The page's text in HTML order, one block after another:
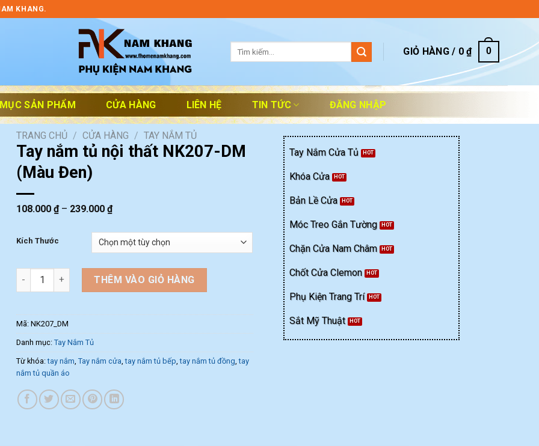
KHANG.
GIỎ HÀNG / 0₫ 0
SẢN PHẨM CỬA HÀNG LIÊN HỆ TIN TỨC ĐĂNG NHẬP
TRANG CHỦ / CỬA HÀNG / TAY NẮM TỦ
Tay nắm tủ nội thất NK207-DM
(Màu Đen)
108.000₫– 239.000₫
Kích Thước
Tay nắm tủ nội thất NK207-DM (Màu Đen) số lượng
THÊM VÀO GIỎ HÀNG
Mã:NK207_DM
Danh mục:Tay Nắm Tủ
Từ khóa:tay nắm ,Tay nắm cửa ,tay nắm tủ bếp ,tay nắm tủ đồng ,tay
nắm tủ quần áo
Tay Nắm Cửa Tủ
Khóa Cửa
Bản Lề Cửa
Móc Treo Gắn Tường
Chặn Cửa Nam Châm
Chốt Cửa Clemon
Phụ Kiện Trang Trí
Sắt Mỹ Thuật